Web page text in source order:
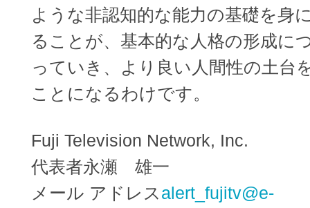
ような非認知的な能力の基礎を身
ることが、基本的な人格の形成に
っていき、より良い人間性の土台
ことになるわけです。
Fuji Television Network, Inc.
代表者永瀬 雄一
メール アドレスalert_fujitv@e-